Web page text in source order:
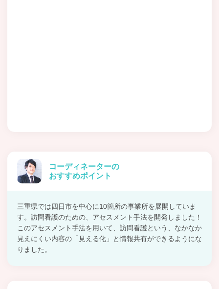
コーディネーターの
おすすめポイント
三重県では四日市を中心に10箇所の事業所を展開していま
す。訪問看護のための、アセスメント手法を開発しました！
このアセスメント手法を用いて、訪問看護という、なかなか
見えにくい内容の「見える化」と情報共有ができるようにな
りました。